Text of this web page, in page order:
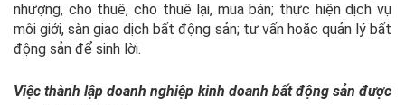
nhượng, cho thuê, cho thuê lại, mua bán; thực hiện dịch vụ
môi giới, sàn giao dịch bất động sản; tư vấn hoặc quản lý bất
động sản để sinh lời.
Việc thành lập doanh nghiệp kinh doanh bất động sản được